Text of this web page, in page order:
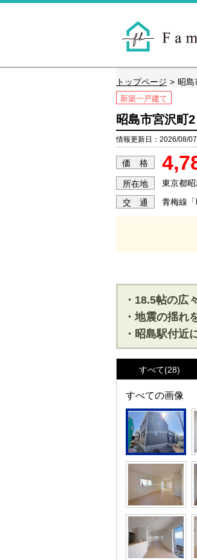
トップページ 昭
新築一戸建て
昭島市宮沢
情報更新日：2026/08/
価 格
所在地 東京都
交 通 青梅線
・18.5帖の広
・地震の揺れ
・昭島駅付近
すべて(28)
すべての画像